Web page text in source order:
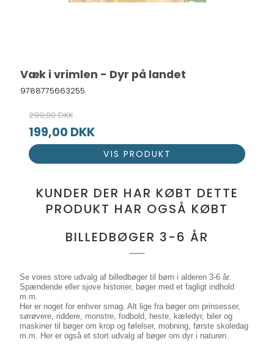
Væk i vrimlen - Dyr på landet
9788775663255
299,00 DKK
199,00 DKK
VIS PRODUKT
KUNDER DER HAR KØBT DETTE
PRODUKT HAR OGSÅ KØBT
BILLEDBØGER 3-6 ÅR
Se vores store udvalg af billedbøger til børn i alderen 3-6 år.
Spændende eller sjove historier, bøger med et fagligt indhold
m.m.
Her er noget for enhver smag. Alt lige fra bøger om prinsesser,
sørøvere, riddere, monstre, fodbold, heste, kæledyr, biler og
maskiner til bøger om krop og følelser, mobning, første skoledag
m.m. Her er også et stort udvalg af bøger om dyr i naturen.